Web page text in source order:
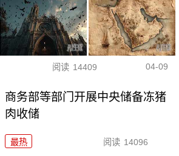
阅读 14409 04-09
商务部等部门开展中央储备冻猪
肉收储
最热 阅读 14096